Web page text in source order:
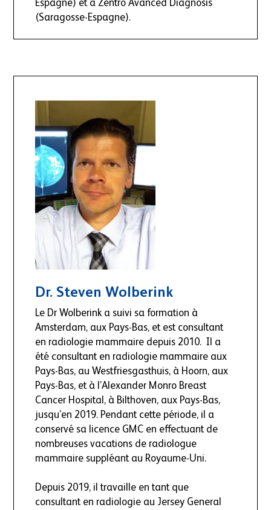
(Saragosse-Espagne).
Dr. Steven Wolberink​​
Le Dr Wolberink a suivi sa formation à
Amsterdam, aux Pays-Bas, et est consultant
en radiologie mammaire depuis 2010. Il a
été consultant en radiologie mammaire aux
Pays-Bas, au Westfriesgasthuis, à Hoorn, aux
Pays-Bas, et à l’Alexander Monro Breast
Cancer Hospital, à Bilthoven, aux Pays-Bas,
jusqu’en 2019. Pendant cette période, il a
conservé sa licence GMC en effectuant de
nombreuses vacations de radiologue
mammaire suppléant au Royaume-Uni.
Depuis 2019, il travaille en tant que
consultant en radiologie au Jersey General